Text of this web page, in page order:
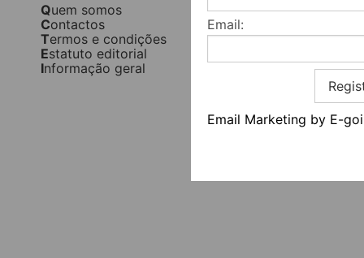
Email:
Email Marketing by E-goi
Quem somos
Contactos
Termos e condições
Estatuto editorial
Informação geral